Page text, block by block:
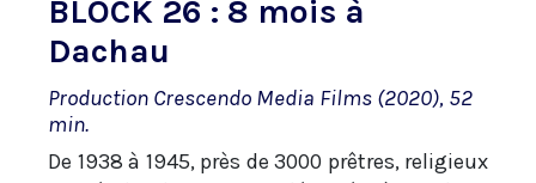
BLOCK 26 : 8 mois à
Dachau
Production Crescendo Media Films (2020), 52
min.
De 1938 à 1945, près de 3000 prêtres, religieux